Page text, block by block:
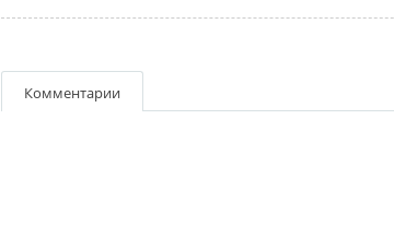
Комментарии